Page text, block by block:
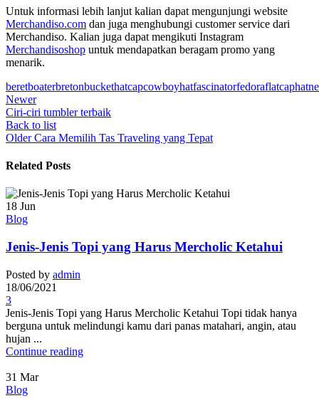
Untuk informasi lebih lanjut kalian dapat mengunjungi website
Merchandiso.com dan juga menghubungi customer service dari
Merchandiso. Kalian juga dapat mengikuti Instagram
Merchandisoshop untuk mendapatkan beragam promo yang
menarik.
beretboaterbretonbuckethatcapcowboyhatfascinatorfedoraflatcaphat
Newer
Ciri-ciri tumbler terbaik
Back to list
Older Cara Memilih Tas Traveling yang Tepat
Related Posts
18 Jun
Blog
Jenis-Jenis Topi yang Harus Mercholic Ketahui
Posted by admin
18/06/2021
3
Jenis-Jenis Topi yang Harus Mercholic Ketahui Topi tidak hanya
berguna untuk melindungi kamu dari panas matahari, angin, atau
hujan ...
Continue reading
31 Mar
Blog